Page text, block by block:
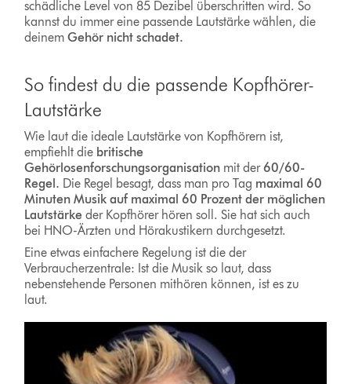
schädliche Level von 85 Dezibel überschritten wird. So
kannst du immer eine passende Lautstärke wählen, die
deinem Gehör nicht schadet.
So findest du die passende Kopfhörer-
Lautstärke
Wie laut die ideale Lautstärke von Kopfhörern ist,
empfiehlt die britische
Gehörlosenforschungsorganisation mit der60/60-
Regel. Die Regel besagt, dass man pro Tag maximal 60
Minuten Musik auf maximal 60 Prozent der möglichen
Lautstärke der Kopfhörer hören soll. Sie hat sich auch
bei HNO-Ärzten und Hörakustikern durchgesetzt.
Eine etwas einfachere Regelung ist die der
Verbraucherzentrale: Ist die Musik so laut, dass
nebenstehende Personen mithören können, ist es zu
laut.